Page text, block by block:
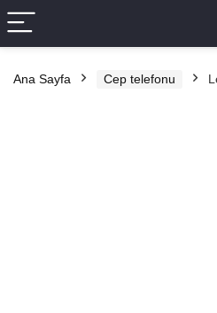
Ana Sayfa Cep telefonu